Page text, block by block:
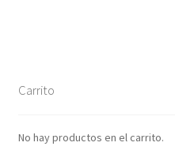
Carrito
No hay productos en el carrito.